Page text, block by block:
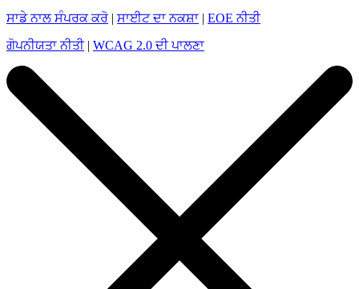
ਸਾਡੇ ਨਾਲ ਸੰਪਰਕ ਕਰੋ | ਸਾਈਟ ਦਾ ਨਕਸ਼ਾ | EOE ਨੀਤੀ
ਗੋਪਨੀਯਤਾ ਨੀਤੀ| WCAG 2.0 ਦੀ ਪਾਲਣਾ